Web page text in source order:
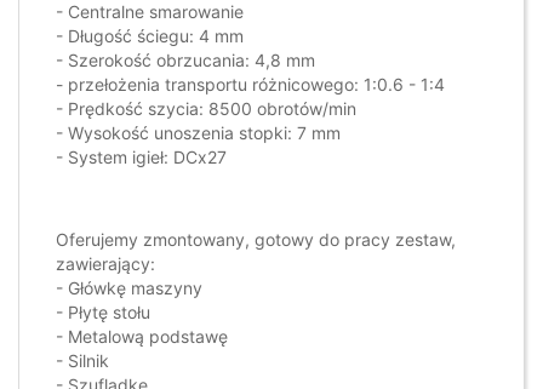
- Centralne smarowanie
- Długość ściegu: 4 mm
- Szerokość obrzucania: 4,8 mm
- przełożenia transportu różnicowego: 1:0.6 - 1:4
- Prędkość szycia: 8500 obrotów/min
- Wysokość unoszenia stopki: 7 mm
- System igieł: DCx27
Oferujemy zmontowany, gotowy do pracy zestaw,
zawierający:
- Główkę maszyny
- Płytę stołu
- Metalową podstawę
- Silnik